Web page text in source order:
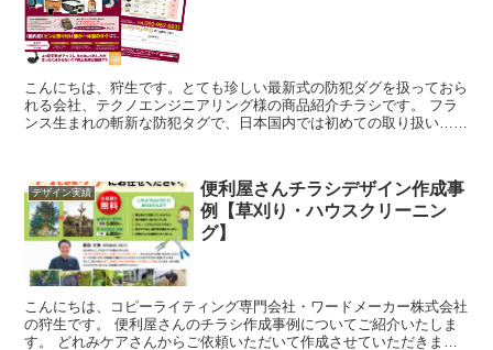
こんにちは、狩生です。とても珍しい最新式の防犯ダグを扱っておら
れる会社、テクノエンジニアリング様の商品紹介チラシです。 フラ
ンス生まれの斬新な防犯タグで、日本国内では初めての取り扱い…、
デザイン実績
便利屋さんチラシデザイン作成事
例【草刈り・ハウスクリーニン
グ】
こんにちは、コピーライティング専門会社・ワードメーカー株式会社
の狩生です。 便利屋さんのチラシ作成事例についてご紹介いたしま
す。 どれみケアさんからご依頼いただいて作成させていただきまし